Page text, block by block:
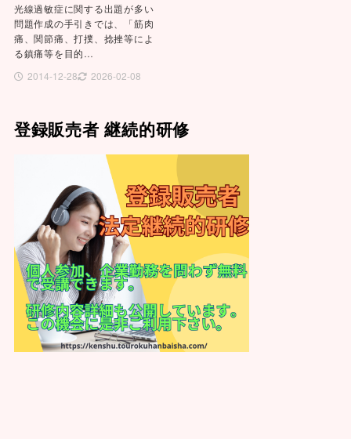
光線過敏症に関する出題が多い
問題作成の手引きでは、「筋肉
痛、関節痛、打撲、捻挫等によ
る鎮痛等を目的…
2014-12-28
2026-02-08
登録販売者 継続的研修